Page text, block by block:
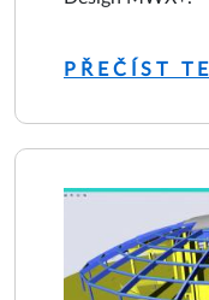
PŘEČÍST